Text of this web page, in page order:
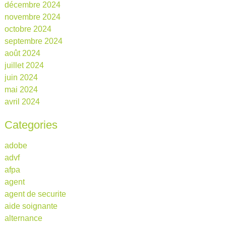
décembre 2024
novembre 2024
octobre 2024
septembre 2024
août 2024
juillet 2024
juin 2024
mai 2024
avril 2024
Categories
adobe
advf
afpa
agent
agent de securite
aide soignante
alternance